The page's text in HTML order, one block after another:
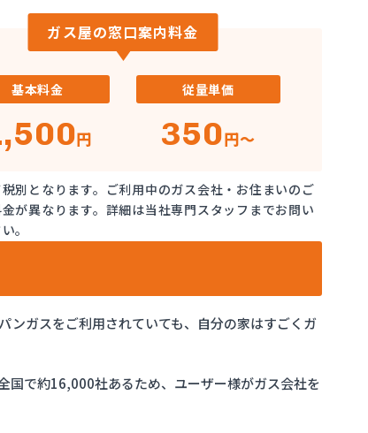
ガス屋の窓口案内料金
基本料金
円
従量単価
350円～
別となります。ご利用中のガス会社・お住まいのご
が異なります。詳細は当社専門スタッフまでお問い
。
ンガスをご利用されていても、自分の家はすごくガ
国で約16,000社あるため、ユーザー様がガス会社を